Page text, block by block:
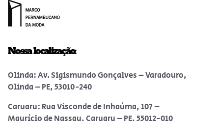
Nossa localização:
Olinda: Av. Sigismundo Gonçalves – Varadouro,
Olinda – PE, 53010-240
Caruaru: Rua Visconde de Inhaúma, 107 –